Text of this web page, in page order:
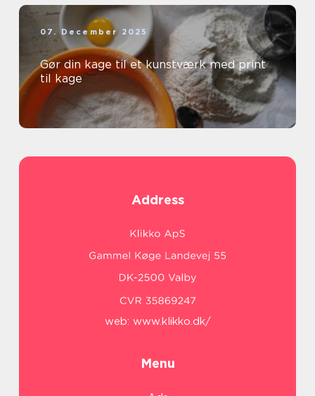
07. December 2025
Gør din kage til et kunstværk med print
til kage
Address
web: www.klikko.dk/
Menu